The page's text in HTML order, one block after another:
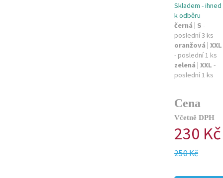
Skladem - ihned
k odběru
černá | S -
poslední 3 ks
oranžová | XXL
- poslední 1 ks
zelená | XXL -
poslední 1 ks
Cena
Včetně DPH
230 Kč
250 Kč